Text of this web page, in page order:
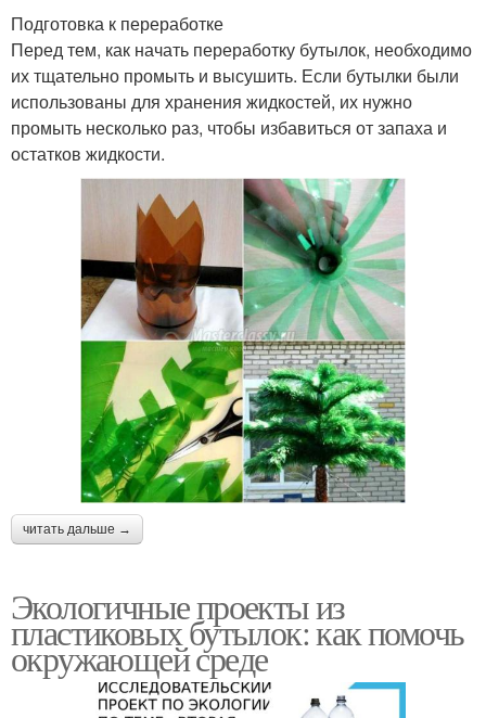
Подготовка к переработке
Перед тем, как начать переработку бутылок, необходимо
их тщательно промыть и высушить. Если бутылки были
использованы для хранения жидкостей, их нужно
промыть несколько раз, чтобы избавиться от запаха и
остатков жидкости.
читать дальше →
Экологичные проекты из
пластиковых бутылок: как помочь
окружающей среде